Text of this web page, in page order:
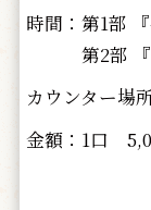
時間：第1部
第2部 『流
カウンター場
金額：1口